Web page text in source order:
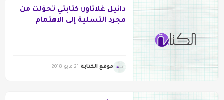
دانيل غلاتاور: كتابتي تحوّلت من
مجرد التسلية إلى الاهتمام
موقع الكتابة 21 مايو 2018